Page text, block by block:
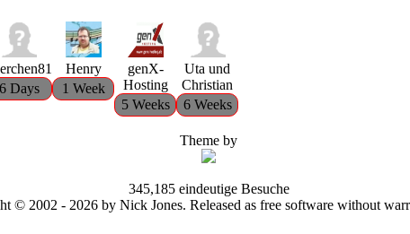
6 Days
Henry
1 Week
genX-
Hosting
5 Weeks
Uta und
Christian
6 Weeks
Theme by
345,185 eindeutige Besuche
© 2002 - 2026 by Nick Jones. Released as free software without